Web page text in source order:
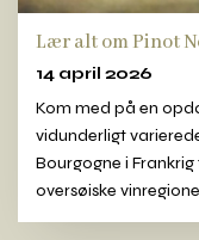
Lær alt om Pinot
14 april 2026
Kom med på en
vidunderligt
Bourgogne i Frankrig
oversøiske